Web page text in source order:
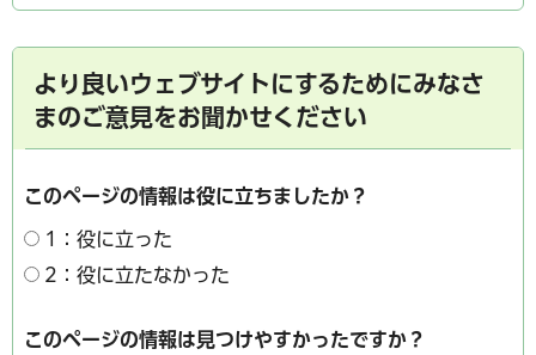
より良いウェブサイトにするためにみなさ
まのご意見をお聞かせください
このページの情報は役に立ちましたか？
1：役に立った
2：役に立たなかった
このページの情報は見つけやすかったですか？